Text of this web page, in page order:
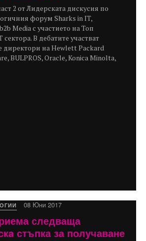
2 от Лидерската дискусия по
форум Sharks in IT,
Media с участието на Топ
В дебатите участват
директори на Hewlett Packard
BULPROS, Oracle, Konica Minolta,
08 Юни 2017
следваща
стъпка за получаване